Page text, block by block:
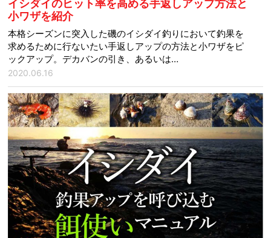
イシダイのヒット率を高める手返しアップ方法と
小ワザを紹介
本格シーズンに突入した磯のイシダイ釣りにおいて釣果を
求めるために行ないたい手返しアップの方法と小ワザをピ
ックアップ。デカバンの引き、あるいは…
2020.06.16